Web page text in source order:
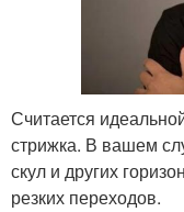
Считается
стрижка. В вашем
скул и других
резких переходов.